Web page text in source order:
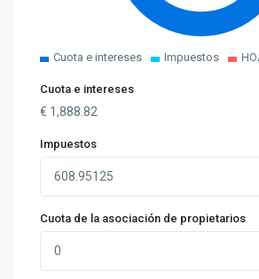
Cuota e intereses Impuestos
Cuota e intereses
€ 1,888.82
Impuestos
Cuota de la asociación de propietarios